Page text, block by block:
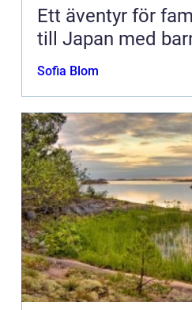
Ett äventyr för
till Japan med
Sofia Blom